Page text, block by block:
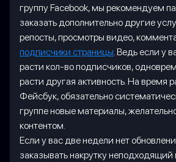
группу Facebook, мы рекомендуем
заказать дополнительно другие
репосты, просмотры видео,
подписчики страницы. Ведь если у
расти кол-во подписчиков,
расти другая активность. На время
Фейсбук, обязательно
группе новые материалы,
контентом.
Если у вас две недели нет
заказывать накрутку неподходящий